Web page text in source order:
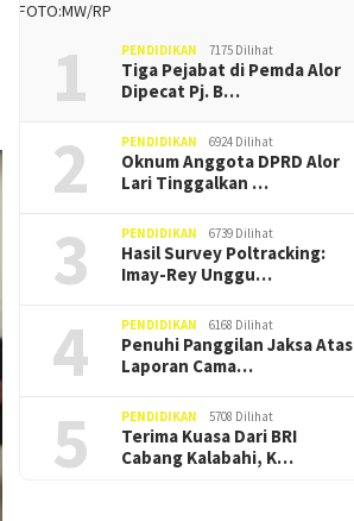
1 PENDIDIKAN 7175 Dilihat
Tiga Pejabat di Pemda Alor
Dipecat Pj. B…
2 PENDIDIKAN 6924 Dilihat
Oknum Anggota DPRD Alor
Lari Tinggalkan …
3 PENDIDIKAN 6739 Dilihat
Hasil Survey Poltracking:
Imay-Rey Unggu…
4 PENDIDIKAN 6168 Dilihat
Penuhi Panggilan Jaksa Atas
Laporan Cama…
5 PENDIDIKAN 5708 Dilihat
Terima Kuasa Dari BRI
Cabang Kalabahi, K…